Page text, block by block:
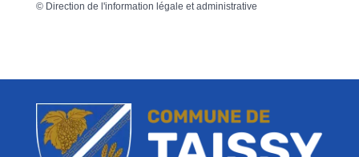
© Direction de l'information légale et administrative